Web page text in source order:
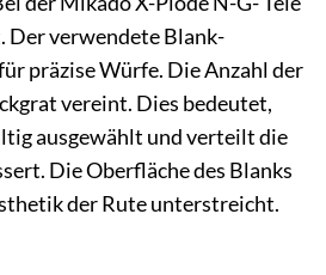
Der verwendete Blank-
präzise Würfe. Die Anzahl der
vereint. Dies bedeutet,
ausgewählt und verteilt die
Die Oberfläche des Blanks
der Rute unterstreicht.